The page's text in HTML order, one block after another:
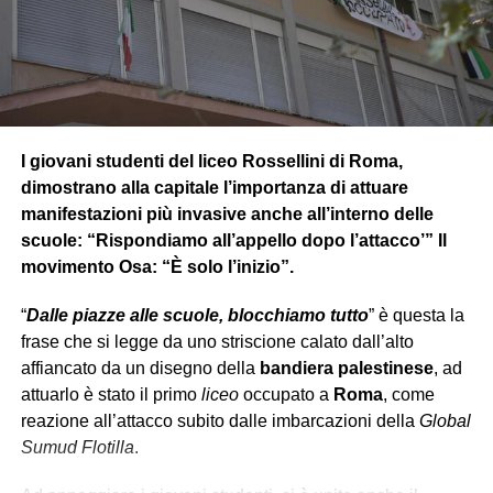
dellapropria . Dopo essersi risvegliato dal congelamento
alla fine della guerra, scopre che è stata vinta e l’Hydra
sconfitto, ma nota che il mondo non è più come lo aveva
lasciato.
team dello S.H.I.E.L.D affiancato da Vedova Nera
condurrà in diverse missioni sotto copertura. In una di
queste però si rende conto, insieme all’agente Romanoff
(Vedova Nera), che dietro lo S.H.I.E.L.D c’è una
cospirazione interna, e scopre che l’Hydra è
S.H.I.E.L.D, rivelando anche che l’organizzazione ha
manipolatogli eventi globali più minacciosi e letali per
decenni.
I giovani studenti del liceo Rossellini di Roma,
dimostrano alla capitale l’importanza di attuare
manifestazioni più invasive anche all’interno delle
scuole: “Rispondiamo all’appello dopo l’attacco’” Il
movimento Osa: “È solo l’inizio”.
“Dalle piazze alle scuole, blocchiamo tutto” è questa la
frase che si legge da uno striscione calato dall’alto
affiancato da un disegno della bandiera palestinese, ad
attuarlo è stato il primo liceooccupato a Roma, come
reazione all’attacco subito dalle imbarcazioni della Global
Sumud Flotilla.